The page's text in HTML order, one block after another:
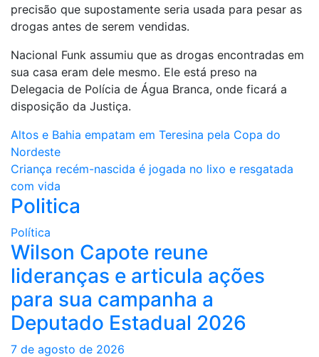
precisão que supostamente seria usada para pesar as
drogas antes de serem vendidas.
Nacional Funk assumiu que as drogas encontradas em
sua casa eram dele mesmo. Ele está preso na
Delegacia de Polícia de Água Branca, onde ficará a
disposição da Justiça.
Navegação
de
Post
Altos e Bahia empatam em Teresina pela Copa do
Nordeste
Criança recém-nascida é jogada no lixo e resgatada
com vida
Politica
Política
Wilson Capote reune
lideranças e articula ações
para sua campanha a
Deputado Estadual 2026
7 de agosto de 2026